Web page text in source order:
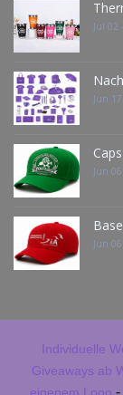
Jul 02
Jun
Jun
Jun
Individuelle
Giveaways ab
-